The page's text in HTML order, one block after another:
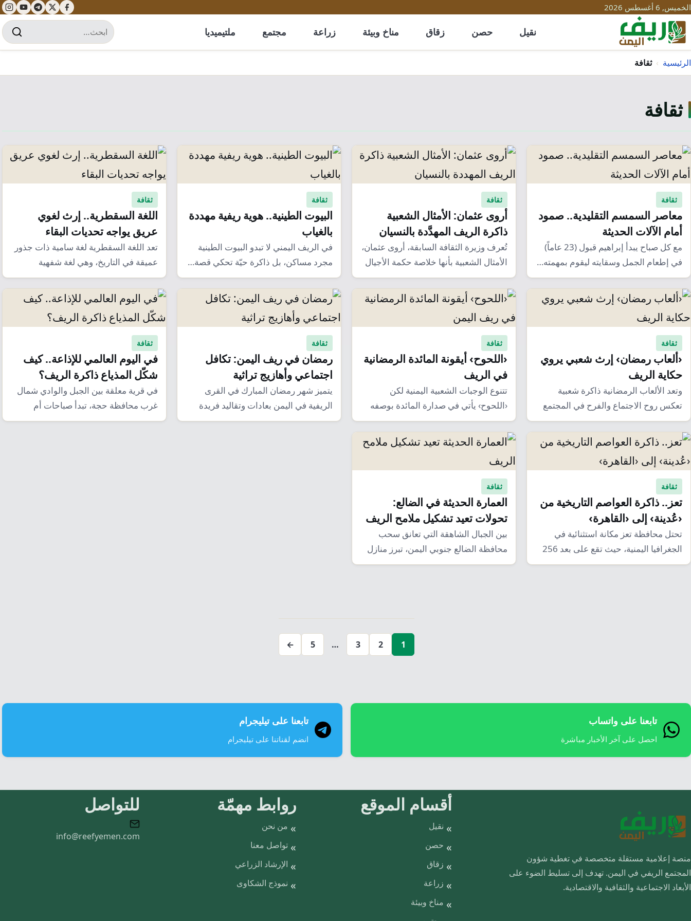
الخميس, 6 أغسطس 2026
نقيل حصن زقاق مناخ وبيئة زراعة مجتمع ملتيميديا
الرئيسية › ثقافة
ثقافة
ثقافة
معاصر السمسم التقليدية.. صمود
أمام الآلات الحديثة
مع كل صباح يبدأ إبراهيم قبول (23 عاماً)
في إطعام الجمل وسقايته ليقوم بمهمته…
ثقافة
أروى عثمان: الأمثال الشعبية
ذاكرة الريف المهدَّدة بالنسيان
تُعرف وزيرة الثقافة السابقة، أروى عثمان،
الأمثال الشعبية بأنها خلاصة حكمة الأجيال
وفلسفتها، تمثل…
ثقافة
البيوت الطينية.. هوية ريفية مهددة
بالغياب
في الريف اليمني لا تبدو البيوت الطينية
مجرد مساكن، بل ذاكرة حيّة تحكي قصة…
ثقافة
اللغة السقطرية.. إرث لغوي
عريق يواجه تحديات البقاء
تعد اللغة السقطرية لغة سامية ذات جذور
عميقة في التاريخ، وهي لغة شفهية
بامتياز…
ثقافة
‹ألعاب رمضان› إرث شعبي يروي
حكاية الريف
وتعد الألعاب الرمضانية ذاكرة شعبية
تعكس روح الاجتماع والفرح في المجتمع
اليمني، حيث يشارك…
ثقافة
‹اللحوح› أيقونة المائدة الرمضانية
في الريف
تتنوع الوجبات الشعبية اليمنية لكن
‹اللحوح› يأتي في صدارة المائدة بوصفه
أحد أهم الأطباق…
ثقافة
رمضان في ريف اليمن: تكافل
اجتماعي وأهازيج تراثية
يتميز شهر رمضان المبارك في القرى
الريفية في اليمن بعادات وتقاليد فريدة
تتمثل باستقبال…
ثقافة
في اليوم العالمي للإذاعة.. كيف
شكّل المذياع ذاكرة الريف؟
في قرية معلقة بين الجبل والوادي شمال
غرب محافظة حجة، تبدأ صباحات أم
داوود،…
ثقافة
تعز.. ذاكرة العواصم التاريخية من
‹عُدينة› إلى ‹القاهرة›
تحتل محافظة تعز مكانة استثنائية في
الجغرافيا اليمنية، حيث تقع على بعد 256
كيلو…
ثقافة
العمارة الحديثة في الضالع:
تحولات تعيد تشكيل ملامح الريف
بين الجبال الشاهقة التي تعانق سحب
محافظة الضالع جنوبي اليمن، تبرز منازل
شامخة في…
تعدد
صفحات
1
2
3
…
5
←
تابعنا على واتساب
احصل على آخر الأخبار مباشرة
تابعنا على تيليجرام
انضم لقناتنا على تيليجرام
منصة إعلامية مستقلة متخصصة في تغطية شؤون
المجتمع الريفي في اليمن. تهدف إلى تسليط الضوء على
الأبعاد الاجتماعية والثقافية والاقتصادية.
أقسام الموقع
نقيل
حصن
زقاق
زراعة
مناخ وبيئة
روابط مهمّة
من نحن
تواصل معنا
الإرشاد الزراعي
نموذج الشكاوى
للتواصل
info@reefyemen.com